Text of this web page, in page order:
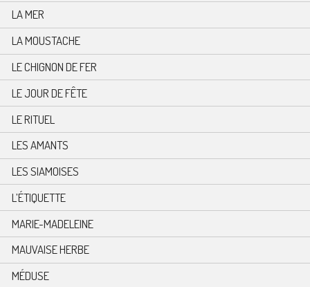
LA MER
LA MOUSTACHE
LE CHIGNON DE FER
LE JOUR DE FÊTE
LE RITUEL
LES AMANTS
LES SIAMOISES
L’ÉTIQUETTE
MARIE-MADELEINE
MAUVAISE HERBE
MÉDUSE